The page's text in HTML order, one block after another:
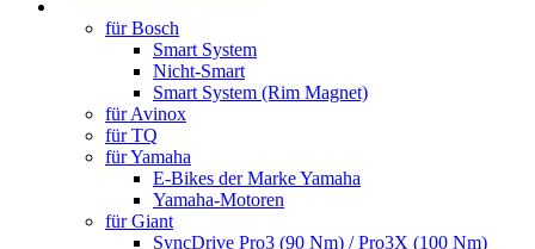
für Bosch
Smart System
Nicht-Smart
Smart System (Rim Magnet)
für Avinox
für TQ
für Yamaha
E-Bikes der Marke Yamaha
Yamaha-Motoren
für Giant
SyncDrive Pro3 (90 Nm) / Pro3X (100 Nm)